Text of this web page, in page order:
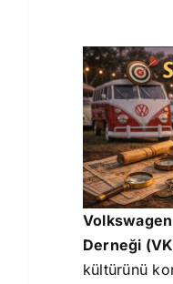
Derneği
kültürünü